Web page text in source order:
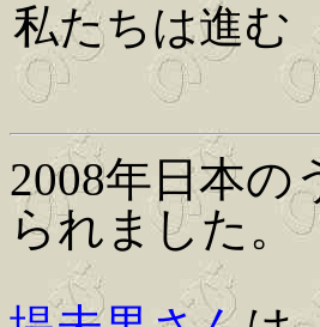
私たちは進む
2008年日本の
られました。